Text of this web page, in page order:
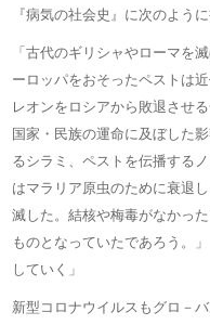
『病気の社会史』に次のよう
「古代のギリシャやローマを
ーロッパをおそったペストは
レオンをロシアから敗退させ
国家・民族の運命に及ぼした
るシラミ、ペストを伝播する
はマラリア原虫のために衰退
滅した。結核や梅毒がなかっ
ものとなっていたであろう。
していく」
新型コロナウイルスもグロ－